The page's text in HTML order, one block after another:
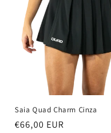
Saia Quad Charm Cinza
Precio
€66,00 EUR